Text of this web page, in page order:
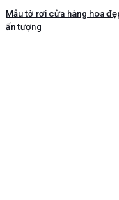
Mẫu tờ rơi cửa hàng hoa
ấn tượng